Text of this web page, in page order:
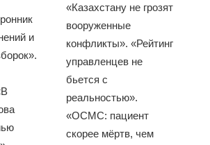
и
«Казахстану не грозят
вооруженные
конфликты». «Рейтинг
управленцев не
бьется с
реальностью».
«ОСМС: пациент
скорее мёртв, чем